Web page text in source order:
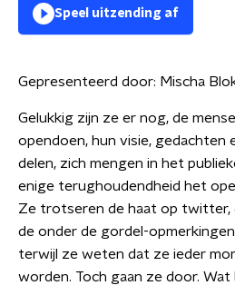
Speel uitzending af
Gepresenteerd door: Mischa
Gelukkig zijn ze er nog, de
opendoen, hun visie, gedachten
delen, zich mengen in het
enige terughoudendheid het
Ze trotseren de haat op twitter,
de onder de gordel-
terwijl ze weten dat ze ieder
worden. Toch gaan ze door.